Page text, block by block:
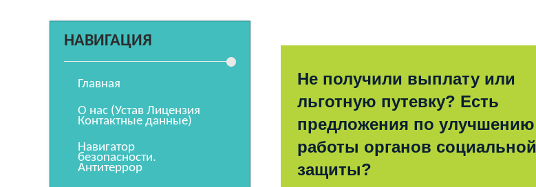
НАВИГАЦИЯ
Главная
О нас (Устав Лицензия
Контактные данные)
Навигатор
безопасности.
Антитеррор
Не получили выплату или
льготную путевку? Есть
предложения по улучшению
работы органов социальной
защиты?